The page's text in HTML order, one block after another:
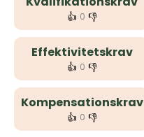
👍 0 👎
Effektivitetskrav
👍 0 👎
Kompensationskrav
👍 0 👎